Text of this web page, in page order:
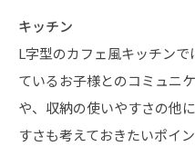
キッチン
L字型のカフェ風キッチン
ているお子様とのコミュニ
や、収納の使いやすさの他
すさも考えておきたいポイン